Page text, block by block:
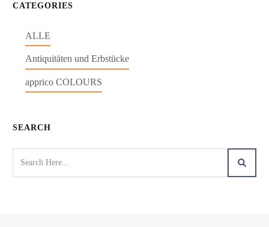
CATEGORIES
ALLE
Antiquitäten und Erbstücke
apprico COLOURS
SEARCH